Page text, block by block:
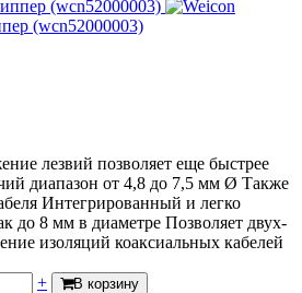
(wcn52000003)
лезвий позволяет еще быстрее
диапазон от 4,8 до 7,5 мм Ø Также
Интегрированный и легко
до 8 мм в диаметре Позволяет двух-
изоляций коаксиальных кабелей
+ В корзину